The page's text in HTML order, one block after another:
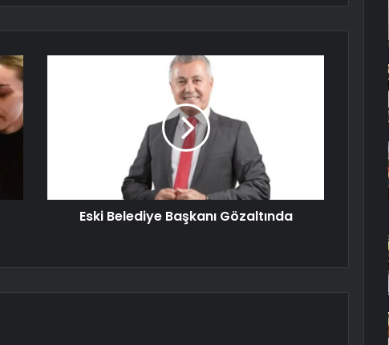
Eski Belediye Başkanı Gözaltında